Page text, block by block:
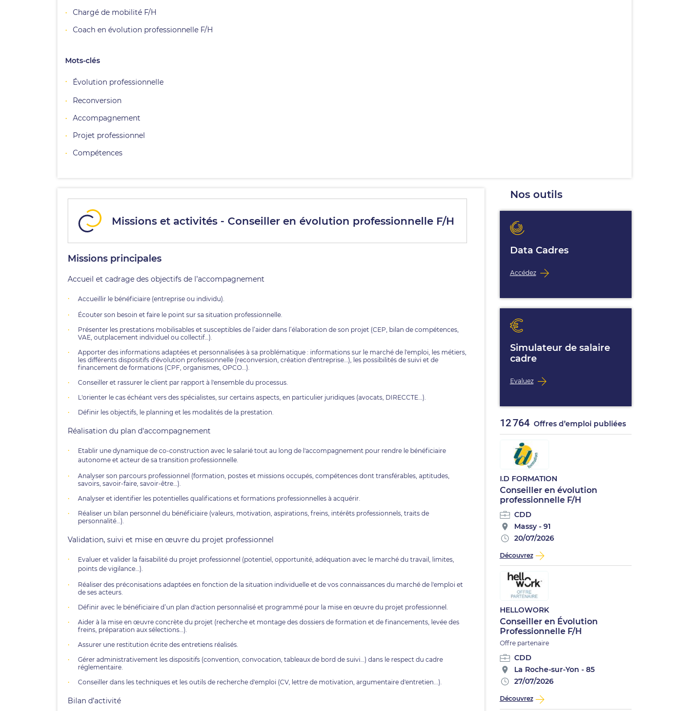
Chargé de mobilité F/H
Coach en évolution professionnelle F/H
Mots-clés
Évolution professionnelle
Reconversion
Accompagnement
Projet professionnel
Compétences
Missions et activités - Conseiller en évolution professionnelle F/H
Missions principales
Accueil et cadrage des objectifs de l’accompagnement
Accueillir le bénéficiaire (entreprise ou individu).
Écouter son besoin et faire le point sur sa situation professionnelle.
Présenter les prestations mobilisables et susceptibles de l’aider dans l’élaboration de son projet (CEP, bilan de compétences,
VAE, outplacement individuel ou collectif…).
Apporter des informations adaptées et personnalisées à sa problématique : informations sur le marché de l'emploi, les métiers,
les différents dispositifs d'évolution professionnelle (reconversion, création d'entreprise…), les possibilités de suivi et de
financement de formations (CPF, organismes, OPCO…).
Conseiller et rassurer le client par rapport à l'ensemble du processus.
L'orienter le cas échéant vers des spécialistes, sur certains aspects, en particulier juridiques (avocats, DIRECCTE…).
Définir les objectifs, le planning et les modalités de la prestation.
Réalisation du plan d'accompagnement
Etablir une dynamique de co-construction avec le salarié tout au long de l'accompagnement pour rendre le bénéficiaire
autonome et acteur de sa transition professionnelle.
Analyser son parcours professionnel (formation, postes et missions occupés, compétences dont transférables, aptitudes,
savoirs, savoir-faire, savoir-être…).
Analyser et identifier les potentielles qualifications et formations professionnelles à acquérir.
Réaliser un bilan personnel du bénéficiaire (valeurs, motivation, aspirations, freins, intérêts professionnels, traits de
personnalité…).
Validation, suivi et mise en œuvre du projet professionnel
Evaluer et valider la faisabilité du projet professionnel (potentiel, opportunité, adéquation avec le marché du travail, limites,
points de vigilance…).
Réaliser des préconisations adaptées en fonction de la situation individuelle et de vos connaissances du marché de l'emploi et
de ses acteurs.
Définir avec le bénéficiaire d’un plan d'action personnalisé et programmé pour la mise en œuvre du projet professionnel.
Aider à la mise en œuvre concrète du projet (recherche et montage des dossiers de formation et de financements, levée des
freins, préparation aux sélections…).
Assurer une restitution écrite des entretiens réalisés.
Gérer administrativement les dispositifs (convention, convocation, tableaux de bord de suivi…) dans le respect du cadre
réglementaire.
Conseiller dans les techniques et les outils de recherche d'emploi (CV, lettre de motivation, argumentaire d'entretien...).
Bilan d’activité
Nos outils
Data Cadres
Accédez
Simulateur de salaire
cadre
Evaluez
12 764 Offres d’emploi publiées
I.D FORMATION
Conseiller en évolution
professionnelle F/H
CDD
Massy - 91
20/07/2026
Découvrez
HELLOWORK
Conseiller en Évolution
Professionnelle F/H
Offre partenaire
CDD
La Roche-sur-Yon - 85
27/07/2026
Découvrez